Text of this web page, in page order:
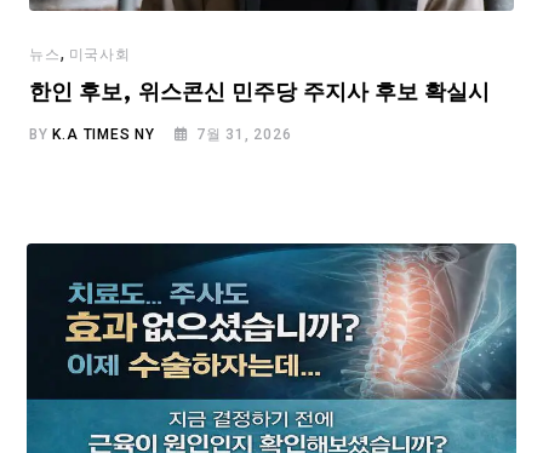
뉴스, 미국사회
한인 후보, 위스콘신 민주당 주지사 후보 확실시
BY K.A TIMES NY 7월 31, 2026